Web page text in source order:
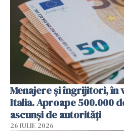
Menajere și îngrijitori, în
Italia. Aproape 500.000
ascunși de autorități
26 IULIE 2026